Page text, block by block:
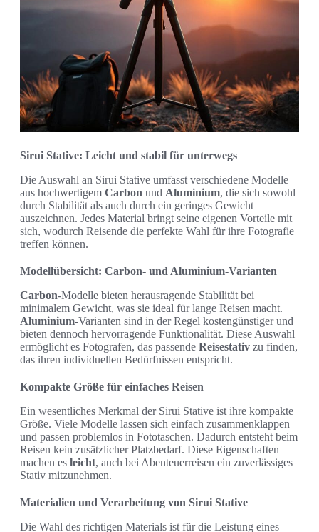
Sirui Stative: Leicht und stabil für unterwegs
Die Auswahl an Sirui Stative umfasst verschiedene Modelle
aus hochwertigem Carbon und Aluminium, die sich sowohl
durch Stabilität als auch durch ein geringes Gewicht
auszeichnen. Jedes Material bringt seine eigenen Vorteile mit
sich, wodurch Reisende die perfekte Wahl für ihre Fotografie
treffen können.
Modellübersicht: Carbon- und Aluminium-Varianten
Carbon-Modelle bieten herausragende Stabilität bei
minimalem Gewicht, was sie ideal für lange Reisen macht.
Aluminium-Varianten sind in der Regel kostengünstiger und
bieten dennoch hervorragende Funktionalität. Diese Auswahl
ermöglicht es Fotografen, das passende Reisestativ zu finden,
das ihren individuellen Bedürfnissen entspricht.
Kompakte Größe für einfaches Reisen
Ein wesentliches Merkmal der Sirui Stative ist ihre kompakte
Größe. Viele Modelle lassen sich einfach zusammenklappen
und passen problemlos in Fototaschen. Dadurch entsteht beim
Reisen kein zusätzlicher Platzbedarf. Diese Eigenschaften
machen es leicht, auch bei Abenteuerreisen ein zuverlässiges
Stativ mitzunehmen.
Materialien und Verarbeitung von Sirui Stative
Die Wahl des richtigen Materials ist für die Leistung eines